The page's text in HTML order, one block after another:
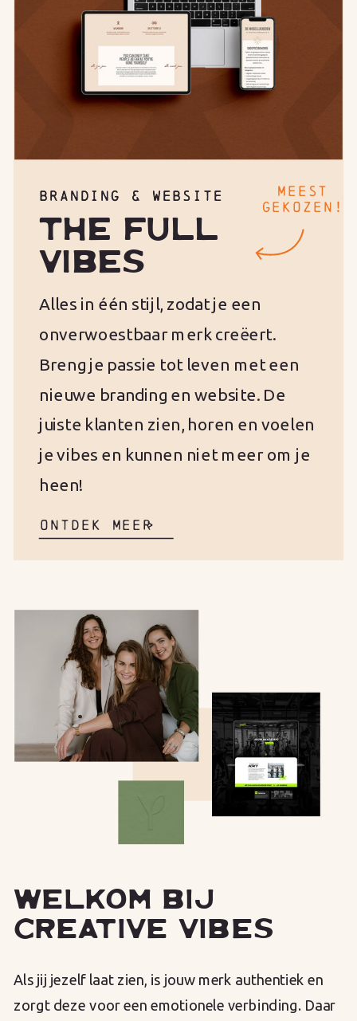
ONTDEK MEER
>
Alles in één stijl, zodat je een
onverwoestbaar merk creëert.
Breng je passie tot leven met een
nieuwe branding en website. De
juiste klanten zien, horen en voelen
je vibes en kunnen niet meer om je
heen!
THE FULL
VIBES
BRANDING & WEBSITE
BRANDING & WEBSITE
MEEST
GEKOZEN!
Als jij jezelf laat zien, is jouw merk authentiek en
zorgt deze voor een emotionele verbinding. Daar
WELKOM BIJ
CREATIVE VIBES